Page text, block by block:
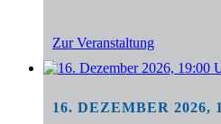
Zur Veranstaltung
16. DEZEMBER 2026,